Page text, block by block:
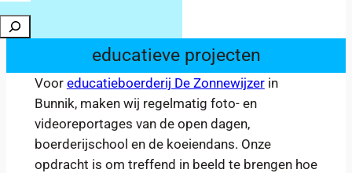
educatieve projecten
Voor educatieboerderij De Zonnewijzerin
Bunnik, maken wij regelmatig foto- en
videoreportages van de open dagen,
boerderijschool en de koeiendans. Onze
opdracht is om treffend in beeld te brengen hoe